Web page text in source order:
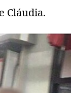
Cláudia.